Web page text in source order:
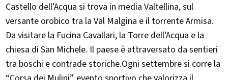
Castello dell’Acqua si trova in media Valtellina, sul
versante orobico tra la Val Malgina e il torrente Armisa.
Da visitare la Fucina Cavallari, la Torre dell’Acqua e la
chiesa di San Michele. Il paese è attraversato da sentieri
tra boschi e contrade storiche.Ogni settembre si corre la